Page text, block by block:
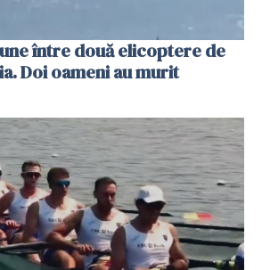
între două elicoptere de
Doi oameni au murit